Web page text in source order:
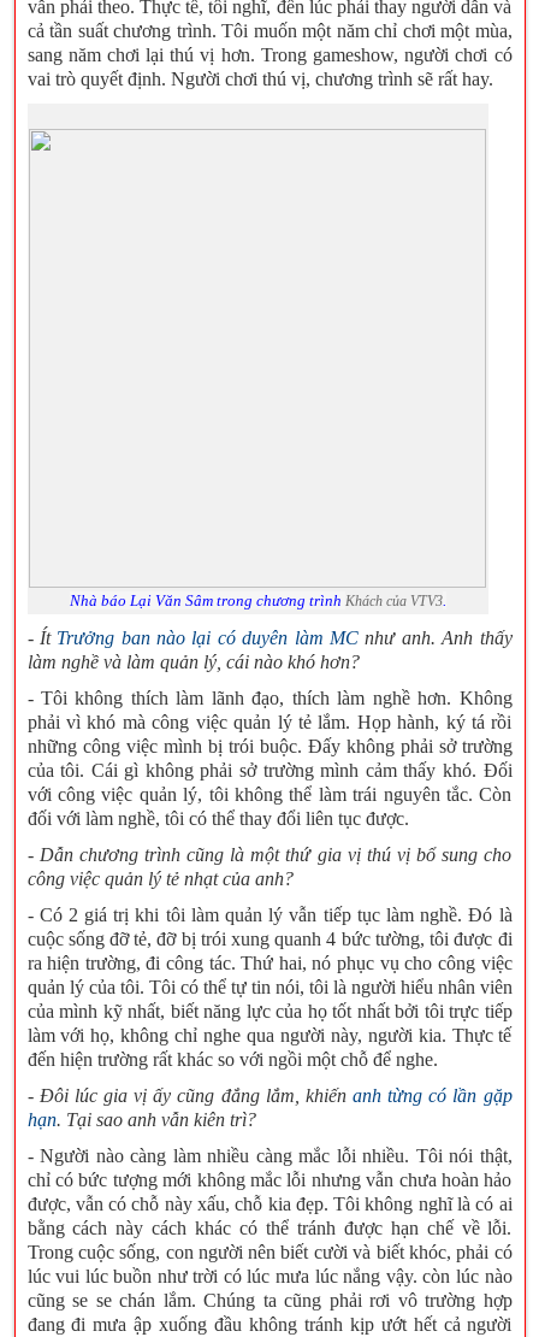
vẫn phải theo. Thực tế, tôi nghĩ, đến lúc phải thay người dẫn và
cả tần suất chương trình. Tôi muốn một năm chỉ chơi một mùa,
sang năm chơi lại thú vị hơn. Trong gameshow, người chơi có
vai trò quyết định. Người chơi thú vị, chương trình sẽ rất hay.
Nhà báo Lại Văn Sâm trong chương trình Khách của VTV3.
- Ít Trưởng ban nào lại có duyên làm MCnhư anh. Anh thấy
làm nghề và làm quản lý, cái nào khó hơn?
- Tôi không thích làm lãnh đạo, thích làm nghề hơn. Không
phải vì khó mà công việc quản lý tẻ lắm. Họp hành, ký tá rồi
những công việc mình bị trói buộc. Đấy không phải sở trường
của tôi. Cái gì không phải sở trường mình cảm thấy khó. Đối
với công việc quản lý, tôi không thể làm trái nguyên tắc. Còn
đối với làm nghề, tôi có thể thay đổi liên tục được.
- Dẫn chương trình cũng là một thứ gia vị thú vị bổ sung cho
công việc quản lý tẻ nhạt của anh?
- Có 2 giá trị khi tôi làm quản lý vẫn tiếp tục làm nghề. Đó là
cuộc sống đỡ tẻ, đỡ bị trói xung quanh 4 bức tường, tôi được đi
ra hiện trường, đi công tác. Thứ hai, nó phục vụ cho công việc
quản lý của tôi. Tôi có thể tự tin nói, tôi là người hiểu nhân viên
của mình kỹ nhất, biết năng lực của họ tốt nhất bởi tôi trực tiếp
làm với họ, không chỉ nghe qua người này, người kia. Thực tế
đến hiện trường rất khác so với ngồi một chỗ để nghe.
- Đôi lúc gia vị ấy cũng đắng lắm, khiến anh từng có lần gặp
hạn. Tại sao anh vẫn kiên trì?
- Người nào càng làm nhiều càng mắc lỗi nhiều. Tôi nói thật,
chỉ có bức tượng mới không mắc lỗi nhưng vẫn chưa hoàn hảo
được, vẫn có chỗ này xấu, chỗ kia đẹp. Tôi không nghĩ là có ai
bằng cách này cách khác có thể tránh được hạn chế về lỗi.
Trong cuộc sống, con người nên biết cười và biết khóc, phải có
lúc vui lúc buồn như trời có lúc mưa lúc nắng vậy. còn lúc nào
cũng se se chán lắm. Chúng ta cũng phải rơi vô trường hợp
đang đi mưa ập xuống đầu không tránh kịp ướt hết cả người